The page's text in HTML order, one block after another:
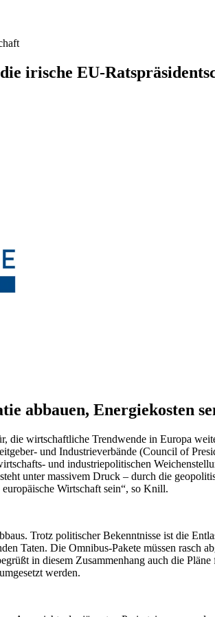
irische EU-
abbauen, Energiekosten
die wirtschaftliche Trendwende in Europa
und Industrieverbände (Council of
und industriepolitischen
unter massivem Druck – durch die
Wirtschaft sein“, so Knill.
Trotz politischer Bekenntnisse ist die
Taten. Die Omnibus-Pakete müssen rasch
in diesem Zusammenhang auch die
werden.